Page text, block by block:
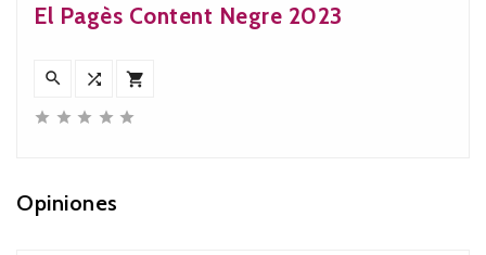
El Pagès Content Negre 2023
  
    
Opiniones